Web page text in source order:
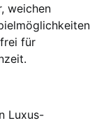
weichen
für
Luxus-